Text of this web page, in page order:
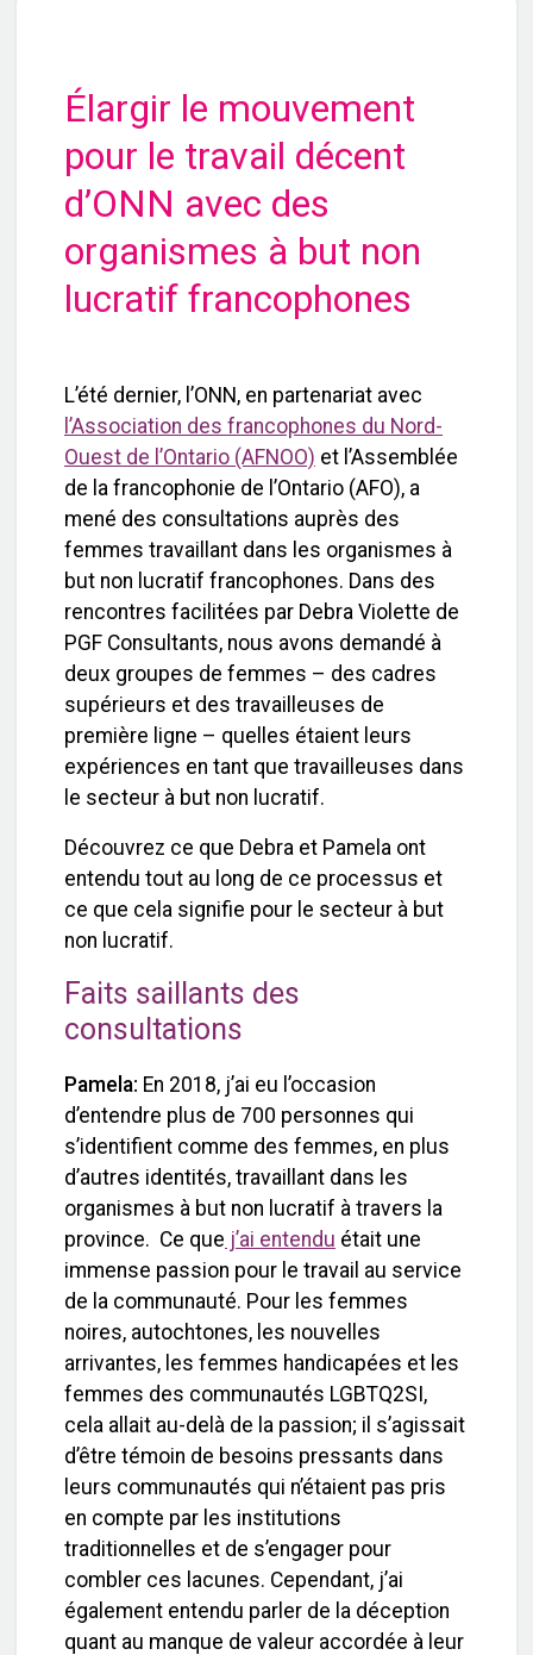
Élargir le mouvement
pour le travail décent
d’ONN avec des
organismes à but non
lucratif francophones
L’été dernier, l’ONN, en partenariat avec
l’Association des francophones du Nord-
Ouest de l’Ontario (AFNOO) et l’Assemblée
de la francophonie de l’Ontario (AFO), a
mené des consultations auprès des
femmes travaillant dans les organismes à
but non lucratif francophones. Dans des
rencontres facilitées par Debra Violette de
PGF Consultants, nous avons demandé à
deux groupes de femmes – des cadres
supérieurs et des travailleuses de
première ligne – quelles étaient leurs
expériences en tant que travailleuses dans
le secteur à but non lucratif.
Découvrez ce que Debra et Pamela ont
entendu tout au long de ce processus et
ce que cela signifie pour le secteur à but
non lucratif.
Faits saillants des
consultations
Pamela: En 2018, j’ai eu l’occasion
d’entendre plus de 700 personnes qui
s’identifient comme des femmes, en plus
d’autres identités, travaillant dans les
organismes à but non lucratif à travers la
province. Ce que j’ai entendu était une
immense passion pour le travail au service
de la communauté. Pour les femmes
noires, autochtones, les nouvelles
arrivantes, les femmes handicapées et les
femmes des communautés LGBTQ2SI,
cela allait au-delà de la passion; il s’agissait
d’être témoin de besoins pressants dans
leurs communautés qui n’étaient pas pris
en compte par les institutions
traditionnelles et de s’engager pour
combler ces lacunes. Cependant, j’ai
également entendu parler de la déception
quant au manque de valeur accordée à leur